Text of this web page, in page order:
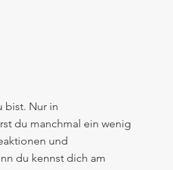
bist. Nur in
du manchmal ein wenig
und
du kennst dich am